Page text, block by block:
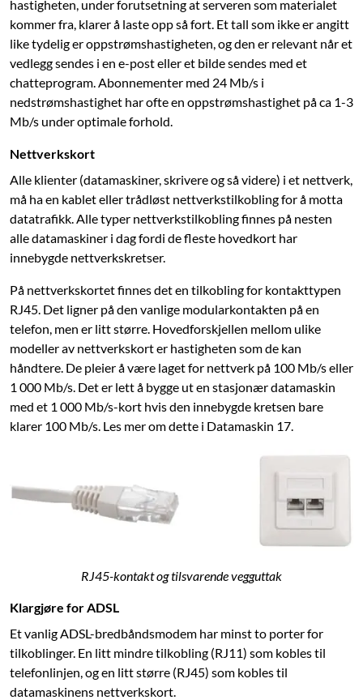
hastigheten, under forutsetning at serveren som materialet
kommer fra, klarer å laste opp så fort. Et tall som ikke er angitt
like tydelig er oppstrømshastigheten, og den er relevant når et
vedlegg sendes i en e-post eller et bilde sendes med et
chatteprogram. Abonnementer med 24 Mb/s i
nedstrømshastighet har ofte en oppstrømshastighet på ca 1-3
Mb/s under optimale forhold.
Nettverkskort
Alle klienter (datamaskiner, skrivere og så videre) i et nettverk,
må ha en kablet eller trådløst nettverkstilkobling for å motta
datatrafikk. Alle typer nettverkstilkobling finnes på nesten
alle datamaskiner i dag fordi de fleste hovedkort har
innebygde nettverkskretser.
På nettverkskortet finnes det en tilkobling for kontakttypen
RJ45. Det ligner på den vanlige modularkontakten på en
telefon, men er litt større. Hovedforskjellen mellom ulike
modeller av nettverkskort er hastigheten som de kan
håndtere. De pleier å være laget for nettverk på 100 Mb/s eller
1 000 Mb/s. Det er lett å bygge ut en stasjonær datamaskin
med et 1 000 Mb/s-kort hvis den innebygde kretsen bare
klarer 100 Mb/s. Les mer om dette i Datamaskin 17.
RJ45-kontakt og tilsvarende vegguttak
Klargjøre for ADSL
Et vanlig ADSL-bredbåndsmodem har minst to porter for
tilkoblinger. En litt mindre tilkobling (RJ11) som kobles til
telefonlinjen, og en litt større (RJ45) som kobles til
datamaskinens nettverkskort.